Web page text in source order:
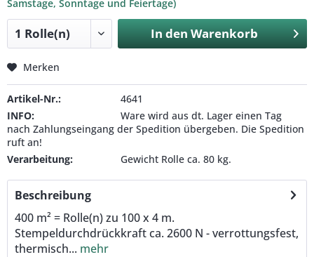
Samstage, Sonntage und Feiertage)
In denWarenkorb
Merken
Artikel-Nr.:
4641
INFO:
Ware wird aus dt. Lager einen Tag
nach Zahlungseingang der Spedition übergeben. Die Spedition
ruft an!
Verarbeitung:
Gewicht Rolle ca. 80 kg.
Beschreibung
400 m² = Rolle(n) zu 100 x 4 m.
Stempeldurchdrückkraft ca. 2600 N - verrottungsfest,
thermisch... mehr